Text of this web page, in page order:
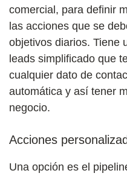
comercial, para definir
las acciones que se
objetivos diarios. Tiene
leads simplificado que
cualquier dato de
automática y así tener
negocio.
Acciones
Una opción es el